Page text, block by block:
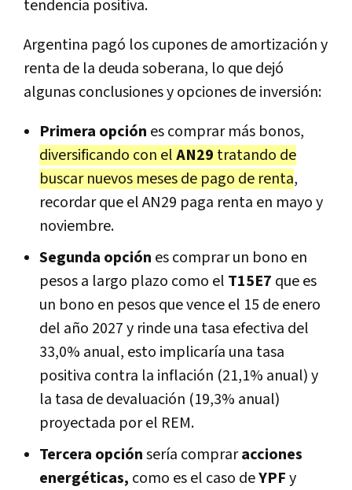
tendencia positiva.
Argentina pagó los cupones de amortización y
renta de la deuda soberana, lo que dejó
algunas conclusiones y opciones de inversión:
Primera opción es comprar más bonos,
diversificando con elAN29 tratando de
buscar nuevos meses de pago de renta,
recordar que el AN29 paga renta en mayo y
noviembre.
Segunda opción es comprar un bono en
pesos a largo plazo como el T15E7 que es
un bono en pesos que vence el 15 de enero
del año 2027 y rinde una tasa efectiva del
33,0% anual, esto implicaría una tasa
positiva contra la inflación (21,1% anual) y
la tasa de devaluación (19,3% anual)
proyectada por el REM.
Tercera opciónsería compraracciones
energéticas, como es el caso deYPFy